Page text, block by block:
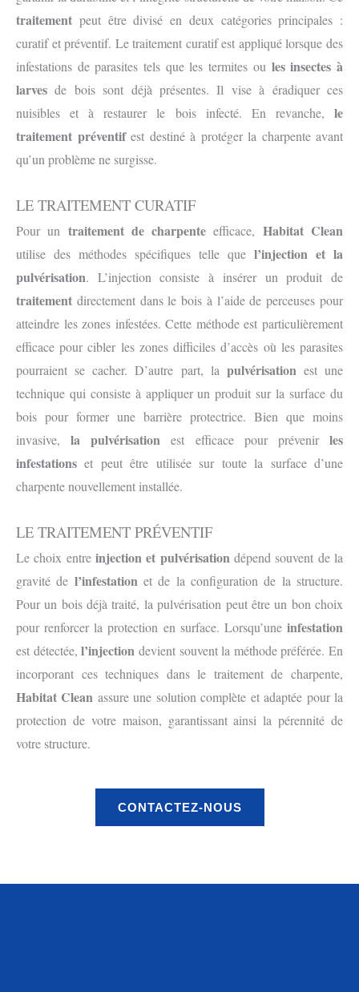
traitement peut être divisé en deux catégories principales :
curatif et préventif. Le traitement curatif est appliqué lorsque des
infestations de parasites tels que les termites ou les insectes à
larves de bois sont déjà présentes. Il vise à éradiquer ces
nuisibles et à restaurer le bois infecté. En revanche, le
traitement préventifest destiné à protéger la charpente avant
qu’un problème ne surgisse.
LE TRAITEMENT CURATIF
Pour un traitement de charpente efficace, Habitat Clean
utilise des méthodes spécifiques telle que l’injection et la
pulvérisation. L’injection consiste à insérer un produit de
traitement directement dans le bois à l’aide de perceuses pour
atteindre les zones infestées. Cette méthode est particulièrement
efficace pour cibler les zones difficiles d’accès où les parasites
pourraient se cacher. D’autre part, la pulvérisation est une
technique qui consiste à appliquer un produit sur la surface du
bois pour former une barrière protectrice. Bien que moins
invasive,la pulvérisation est efficace pour prévenirles
infestations et peut être utilisée sur toute la surface d’une
charpente nouvellement installée.
LE TRAITEMENT PRÉVENTIF
Le choix entre injection et pulvérisation dépend souvent de la
gravité de l’infestation et de la configuration de la structure.
Pour un bois déjà traité, la pulvérisation peut être un bon choix
pour renforcer la protection en surface. Lorsqu’une infestation
est détectée,l’injection devient souvent la méthode préférée. En
incorporant ces techniques dans le traitement de charpente,
Habitat Clean assure une solution complète et adaptée pour la
protection de votre maison, garantissant ainsi la pérennité de
votre structure.
CONTACTEZ-NOUS